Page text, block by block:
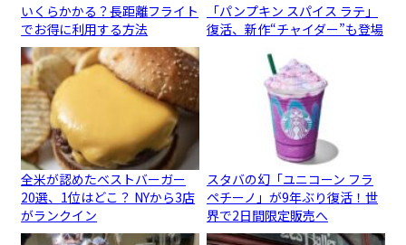
いくらかかる？長距離フライト
でお得に利用する方法
「パンプキン スパイス ラテ」
復活、新作“チャイダー”も登場
全米が認めたベストバーガー
20選、1位はどこ？ NYから3店
がランクイン
スタバの幻「ユニコーン フラ
ペチーノ」が9年ぶり復活！世
界で2日間限定販売へ